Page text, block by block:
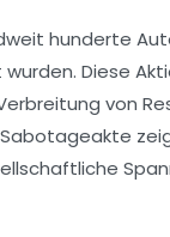
hunderte
Diese
von